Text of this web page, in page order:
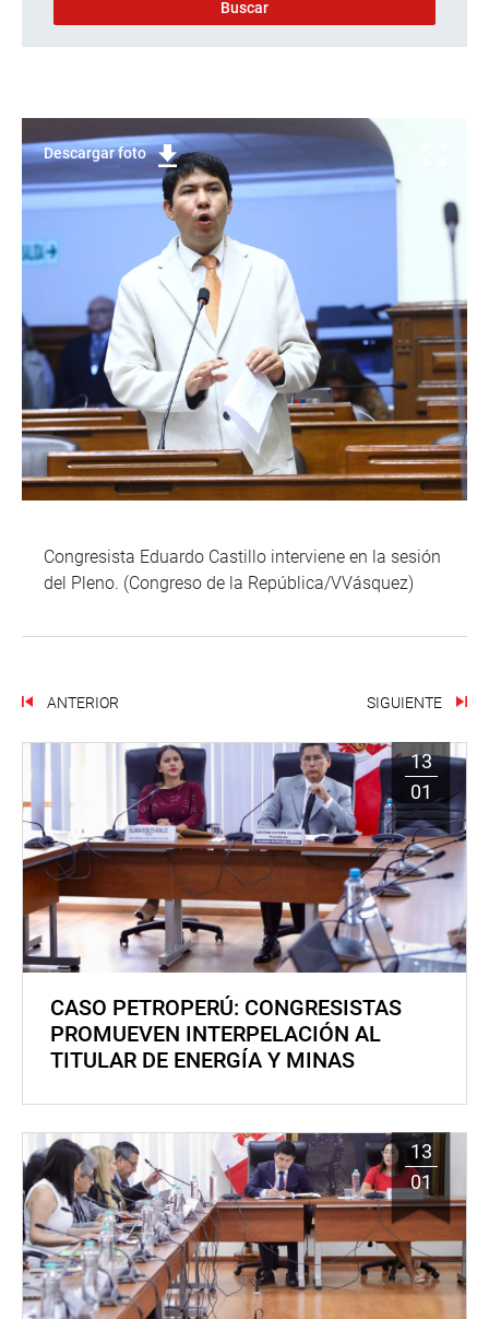
Descargar foto
Congresista Eduardo Castillo interviene en la sesión
del Pleno. (Congreso de la República/VVásquez)
ANTERIOR SIGUIENTE
13
01
CASO PETROPERÚ: CONGRESISTAS
PROMUEVEN INTERPELACIÓN AL
TITULAR DE ENERGÍA Y MINAS
13
01